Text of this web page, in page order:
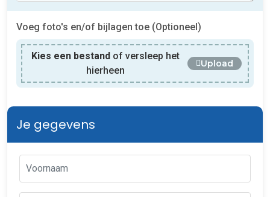
Voeg foto's en/of bijlagen toe (Optioneel)
Kies een bestand of versleep het
hierheen
Upload
Je gegevens